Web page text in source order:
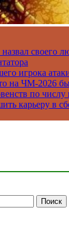
своего
игрока
на ЧМ-2026
по числу
карьеру в